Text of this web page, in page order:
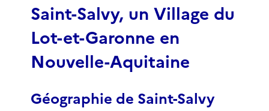
Saint-Salvy, un Village du
Lot-et-Garonne en
Nouvelle-Aquitaine
Géographie de Saint-Salvy